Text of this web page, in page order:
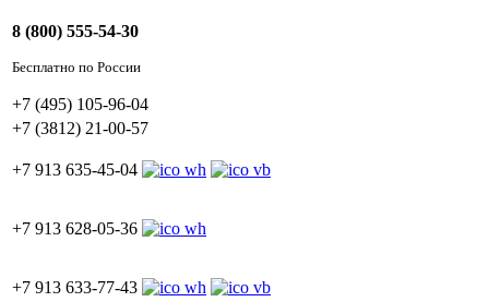
8 (800) 555-54-30
Бесплатно по России
+7 (495) 105-96-04
+7 (3812) 21-00-57
+7 913 635-45-04
+7 913 628-05-36
+7 913 633-77-43